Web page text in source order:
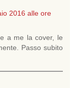
2016 alle ore
a me la cover, le
Passo subito